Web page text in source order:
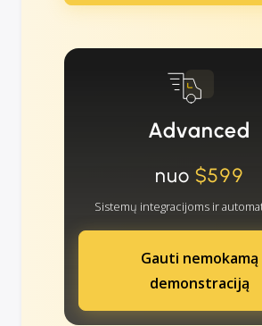
Advanced
nuo $599
Sistemų integracijoms ir
Gauti nemokamą
demonstraciją